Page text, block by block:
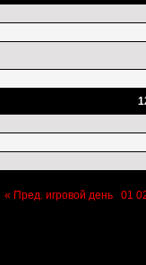
« Пред. игровой день 01